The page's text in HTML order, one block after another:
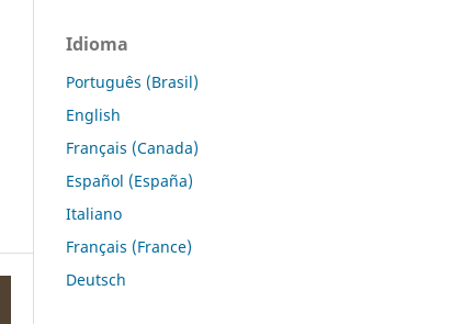
Idioma
Português (Brasil)
English
Français (Canada)
Español (España)
Italiano
Français (France)
Deutsch